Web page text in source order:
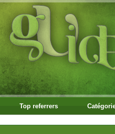
Top referrers